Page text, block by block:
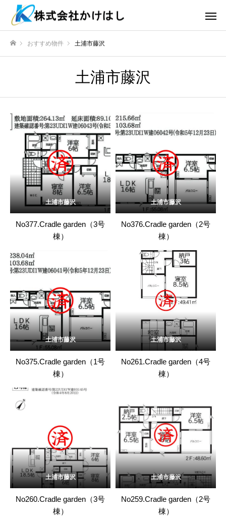
おすすめ物件 土浦市藤沢
土浦市藤沢
土浦市藤沢
No377.Cradle garden（3号
棟）
土浦市藤沢
No376.Cradle garden（2号
棟）
土浦市藤沢
No375.Cradle garden（1号
棟）
土浦市藤沢
No261.Cradle garden（4号
棟）
土浦市藤沢
No260.Cradle garden（3号
棟）
土浦市藤沢
No259.Cradle garden（2号
棟）